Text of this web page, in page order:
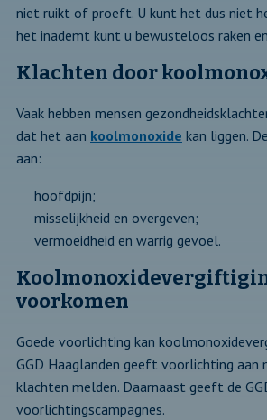
niet ruikt of proeft. U kunt het dus niet
het inademt kunt u bewusteloos raken
Klachten door
Vaak hebben mensen
dat het aan koolmonoxide kan liggen.
aan:
hoofdpijn;
misselijkheid en overgeven;
vermoeidheid en warrig gevoel.
voorkomen
Goede voorlichting kan
GGD Haaglanden geeft voorlichting aan
klachten melden. Daarnaast geeft de
voorlichtingscampagnes.